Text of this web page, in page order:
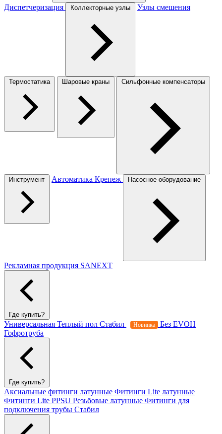
Диспетчеризация Коллекторные узлы Узлы смешения
Термостатика Шаровые краны Сильфонные компенсаторы
Инструмент Автоматика Крепеж Насосное оборудование
Рекламная продукция SANEXT
Где купить?
Универсальная Теплый пол Стабил Новинка
Без EVOH
Гофротруба
Где купить?
Аксиальные фитинги латунные Фитинги Lite латунные
Фитинги Lite PPSU Резьбовые латунные Фитинги для
подключения трубы Стабил